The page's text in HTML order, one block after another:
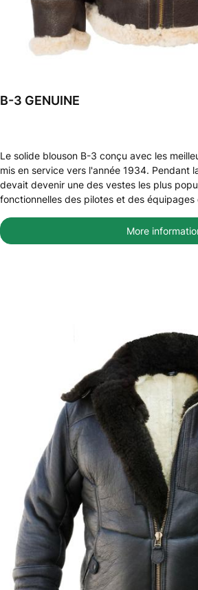
B-3 GENUINE
Le solide blouson B-3 conçu avec les
mis en service vers l'année 1934. Pendant
devait devenir une des vestes les plus
fonctionnelles des pilotes et des équipages
More